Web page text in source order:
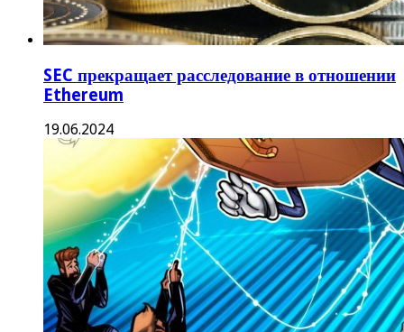
SEC прекращает расследование в отношении
Ethereum
19.06.2024